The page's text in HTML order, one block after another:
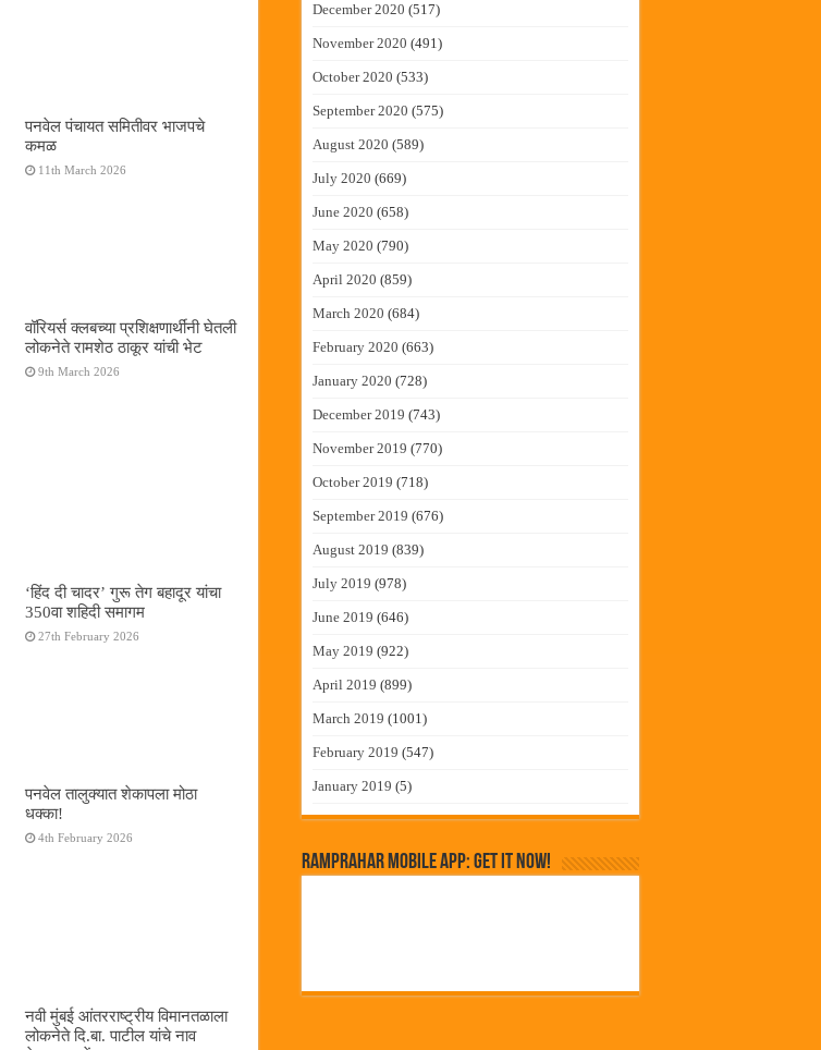
पनवेल पंचायत समितीवर भाजपचे
कमळ
11th March 2026
वॉरियर्स क्लबच्या प्रशिक्षणार्थींनी घेतली
लोकनेते रामशेठ ठाकूर यांची भेट
9th March 2026
‘हिंद दी चादर’ गुरू तेग बहादूर यांचा
350वा शहिदी समागम
27th February 2026
पनवेल तालुक्यात शेकापला मोठा
धक्का!
4th February 2026
नवी मुंबई आंतरराष्ट्रीय विमानतळाला
लोकनेते दि.बा. पाटील यांचे नाव
December 2020 (517)
November 2020 (491)
October 2020 (533)
September 2020 (575)
August 2020 (589)
July 2020 (669)
June 2020 (658)
May 2020 (790)
April 2020 (859)
March 2020 (684)
February 2020 (663)
January 2020 (728)
December 2019 (743)
November 2019 (770)
October 2019 (718)
September 2019 (676)
August 2019 (839)
July 2019 (978)
June 2019 (646)
May 2019 (922)
April 2019 (899)
March 2019 (1001)
February 2019 (547)
January 2019 (5)
RamPrahar Mobile App: Get it Now!